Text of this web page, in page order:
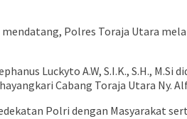
Polres Toraja Utara
Luckyto A.W, S.I.K., S.H., M.Si
Cabang Toraja Utara Ny.
Polri dengan Masyarakat